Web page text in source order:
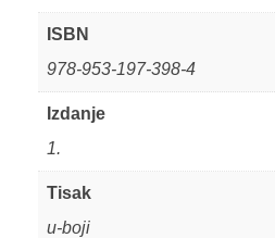
ISBN
978-953-197-398-4
Izdanje
1.
Tisak
u-boji